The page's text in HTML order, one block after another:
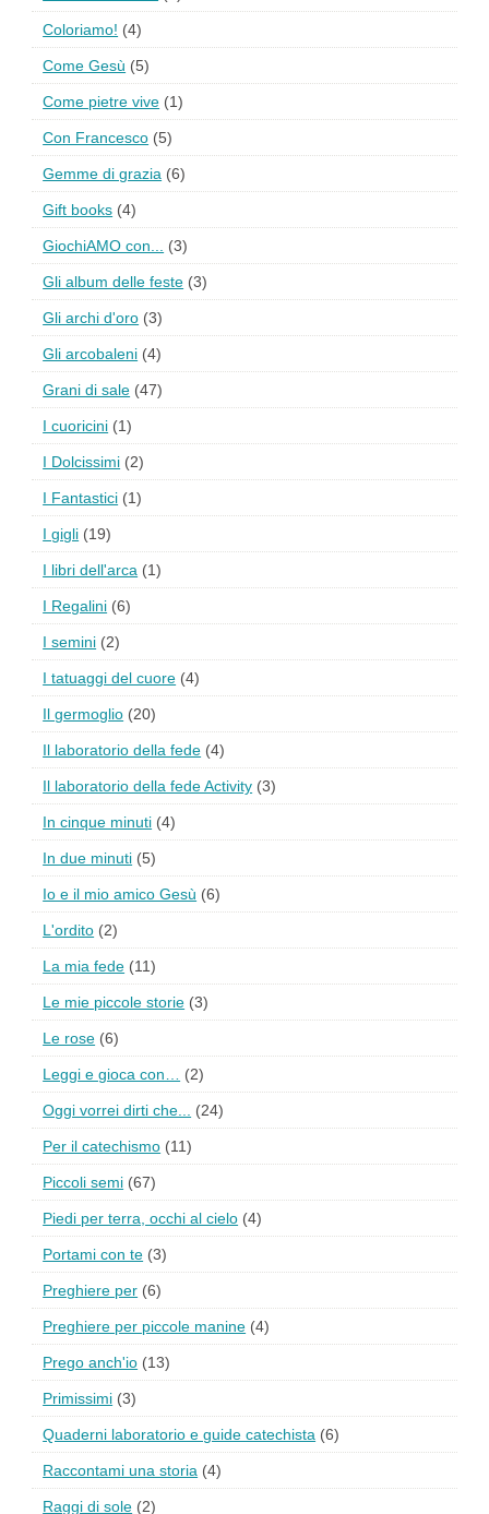
Coloriamo! (4)
Come Gesù (5)
Come pietre vive (1)
Con Francesco (5)
Gemme di grazia (6)
Gift books (4)
GiochiAMO con... (3)
Gli album delle feste (3)
Gli archi d'oro (3)
Gli arcobaleni (4)
Grani di sale (47)
I cuoricini (1)
I Dolcissimi (2)
I Fantastici (1)
I gigli (19)
I libri dell'arca (1)
I Regalini (6)
I semini (2)
I tatuaggi del cuore (4)
Il germoglio (20)
Il laboratorio della fede (4)
Il laboratorio della fede Activity (3)
In cinque minuti (4)
In due minuti (5)
Io e il mio amico Gesù (6)
L'ordito (2)
La mia fede (11)
Le mie piccole storie (3)
Le rose (6)
Leggi e gioca con… (2)
Oggi vorrei dirti che... (24)
Per il catechismo (11)
Piccoli semi (67)
Piedi per terra, occhi al cielo (4)
Portami con te (3)
Preghiere per (6)
Preghiere per piccole manine (4)
Prego anch'io (13)
Primissimi (3)
Quaderni laboratorio e guide catechista (6)
Raccontami una storia (4)
Raggi di sole (2)